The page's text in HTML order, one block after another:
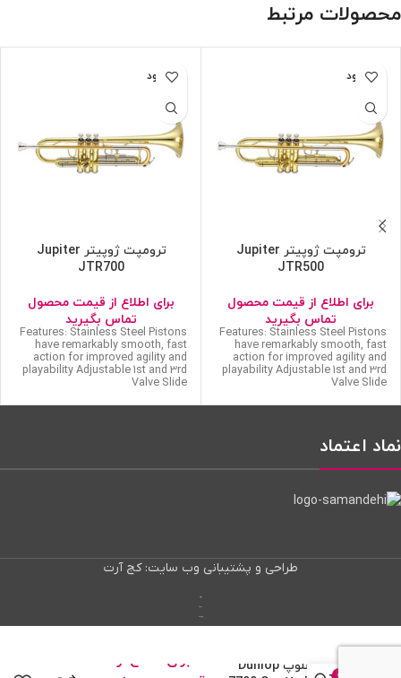
محصولات مرتبط
ناموجود
ترومپت ژوپیتر Jupiter
JTR500
برای اطلاع از قیمت محصول
تماس بگیرید
Features: Stainless Steel Pistons
have remarkably smooth, fast
action for improved agility and
playability Adjustable 1st and 3rd
Valve Slide
ناموجود
ترومپت ژوپیتر Jupiter
JTR700
برای اطلاع از قیمت محصول
تماس بگیرید
Features: Stainless Steel Pistons
have remarkably smooth, fast
action for improved agility and
playability Adjustable 1st and 3rd
Valve Slide
نماد اعتماد
طراحی و پشتیبانی وب سایت: کج آرت
کازو دانلوپ Dunlop
برای اطلاع از
0